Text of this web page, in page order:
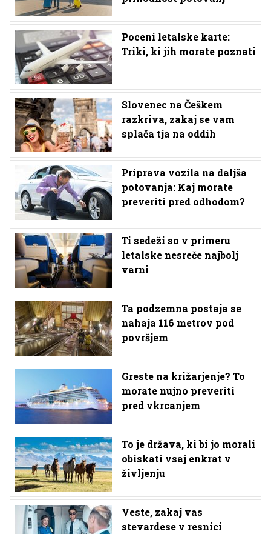
Poceni letalske karte:
Triki, ki jih morate poznati
Slovenec na Češkem
razkriva, zakaj se vam
splača tja na oddih
Priprava vozila na daljša
potovanja: Kaj morate
preveriti pred odhodom?
Ti sedeži so v primeru
letalske nesreče najbolj
varni
Ta podzemna postaja se
nahaja 116 metrov pod
površjem
Greste na križarjenje? To
morate nujno preveriti
pred vkrcanjem
To je država, ki bi jo morali
obiskati vsaj enkrat v
življenju
Veste, zakaj vas
stevardese v resnici